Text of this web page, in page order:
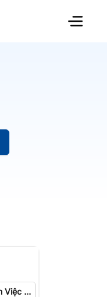
Nhân Viên Tư Vấn Tuyển Sinh (Làm Việc Tại Văn Phòng)